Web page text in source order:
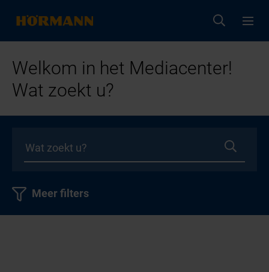
Welkom in het Mediacenter!
Wat zoekt u?
Meer filters